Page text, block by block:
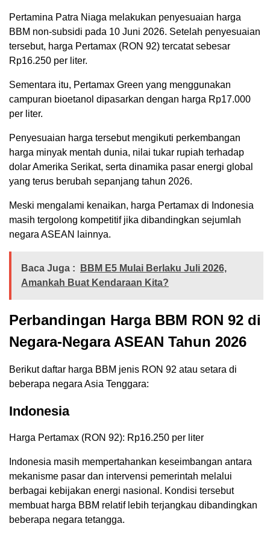
Pertamina Patra Niaga melakukan penyesuaian harga
BBM non-subsidi pada 10 Juni 2026. Setelah penyesuaian
tersebut, harga Pertamax (RON 92) tercatat sebesar
Rp16.250 per liter.
Sementara itu, Pertamax Green yang menggunakan
campuran bioetanol dipasarkan dengan harga Rp17.000
per liter.
Penyesuaian harga tersebut mengikuti perkembangan
harga minyak mentah dunia, nilai tukar rupiah terhadap
dolar Amerika Serikat, serta dinamika pasar energi global
yang terus berubah sepanjang tahun 2026.
Meski mengalami kenaikan, harga Pertamax di Indonesia
masih tergolong kompetitif jika dibandingkan sejumlah
negara ASEAN lainnya.
Baca Juga :
BBM E5 Mulai Berlaku Juli 2026,
Amankah Buat Kendaraan Kita?
Perbandingan Harga BBM RON 92 di
Negara-Negara ASEAN Tahun 2026
Berikut daftar harga BBM jenis RON 92 atau setara di
beberapa negara Asia Tenggara:
Indonesia
Harga Pertamax (RON 92): Rp16.250 per liter
Indonesia masih mempertahankan keseimbangan antara
mekanisme pasar dan intervensi pemerintah melalui
berbagai kebijakan energi nasional. Kondisi tersebut
membuat harga BBM relatif lebih terjangkau dibandingkan
beberapa negara tetangga.